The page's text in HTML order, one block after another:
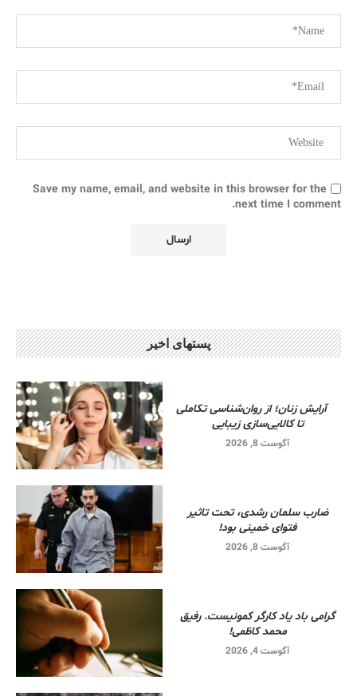
Save my name, email, and website in this browser for the
next time I comment.
پستهای اخیر
آرایش زنان؛ از روان‌شناسی تکاملی
تا کالایی‌سازی زیبایی
آگوست 8, 2026
ضارب سلمان رشدی، تحت تاثیر
فتوای خمینی بود!
آگوست 8, 2026
گرامی باد یاد کارگر کمونیست. رفیق
محمد کاظمی!
آگوست 4, 2026